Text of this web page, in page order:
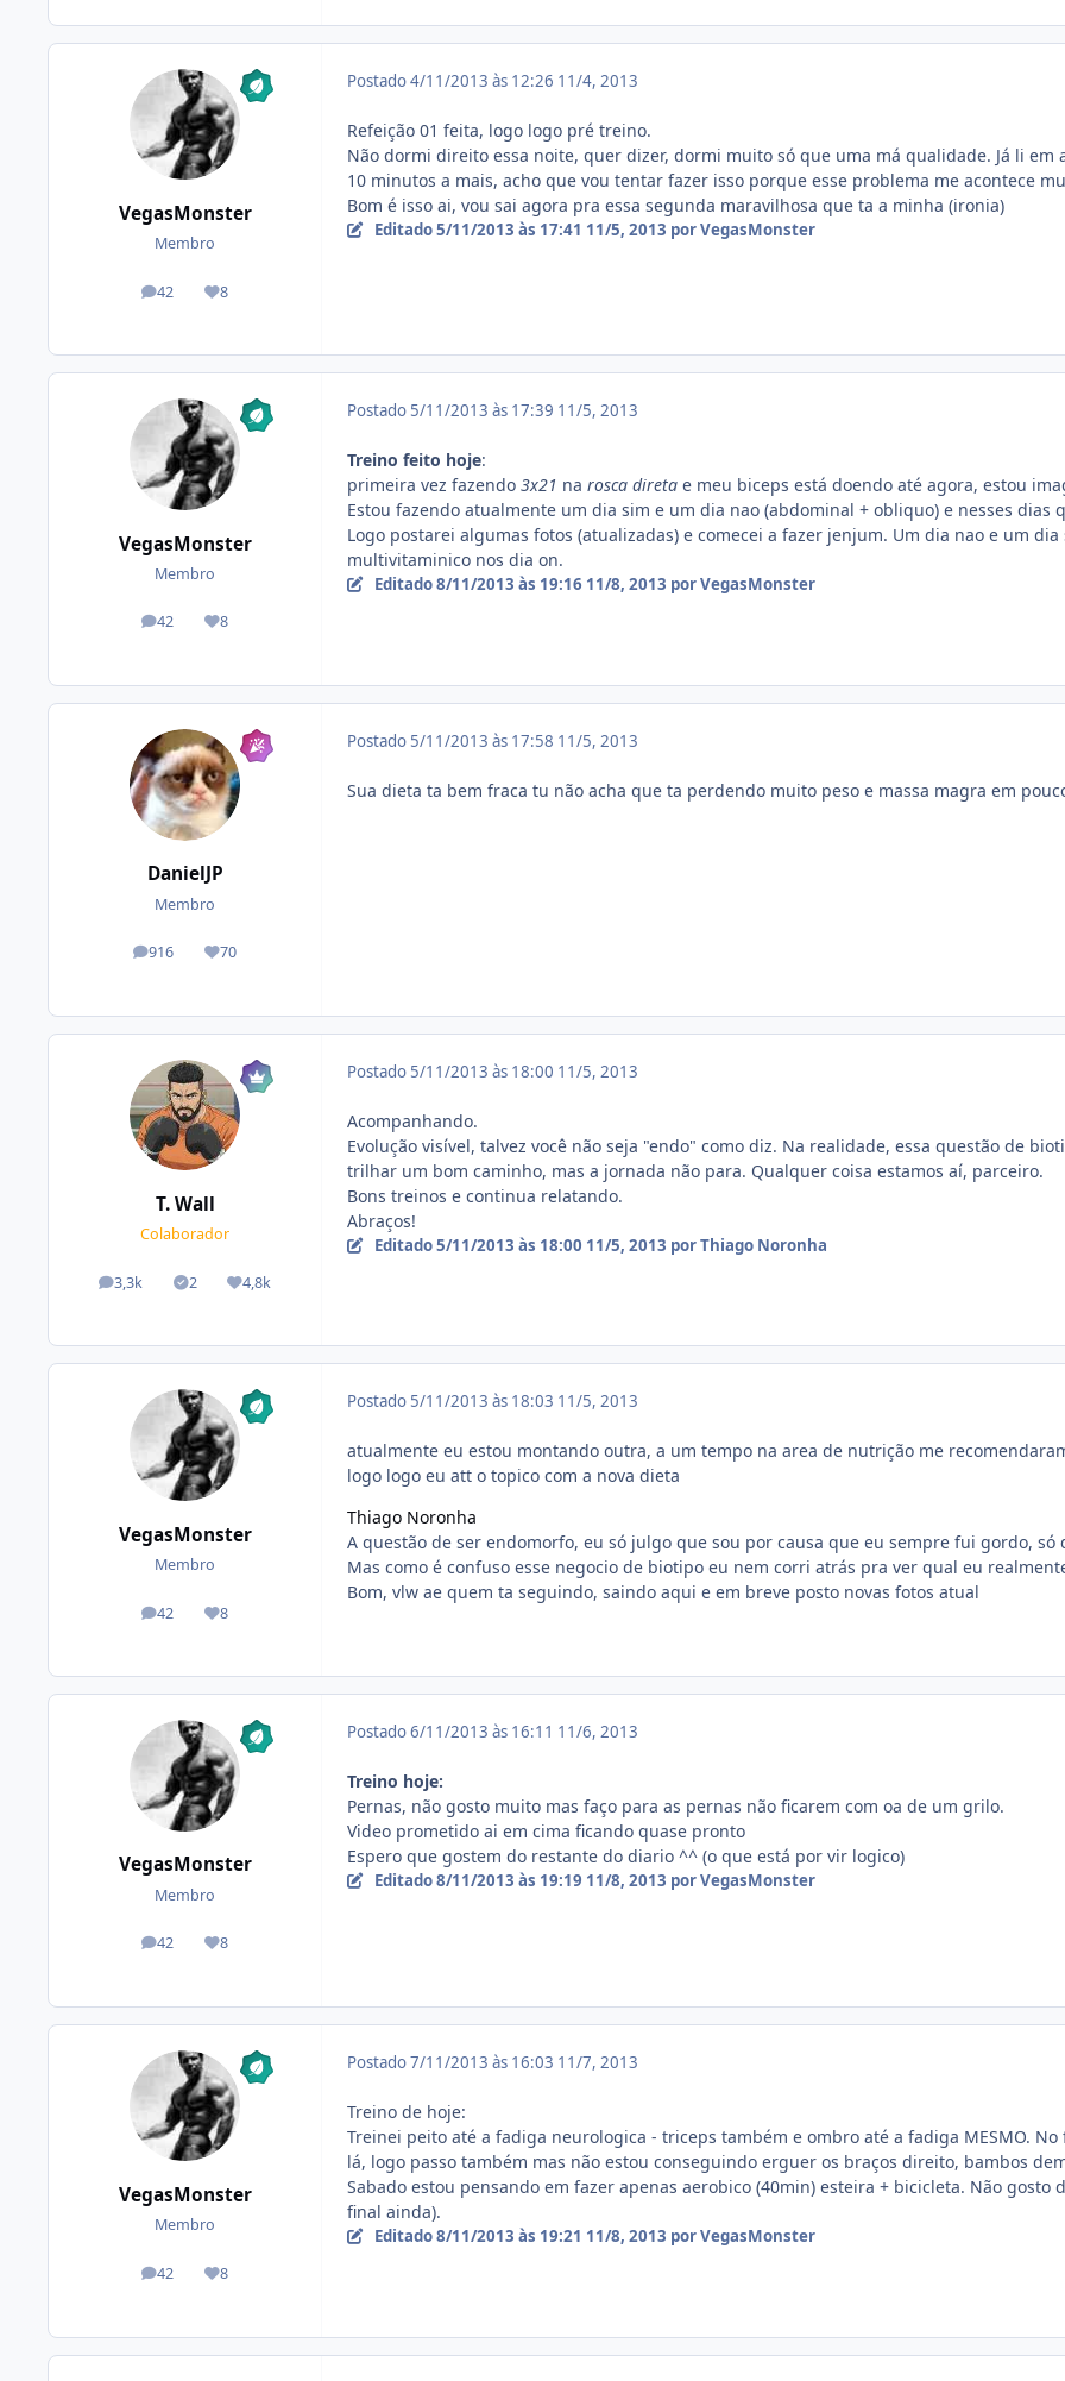
VegasMonster
Membro
42
posts 8
Reputação
Postado4/11/2013 às 12:26 11/4, 2013
Refeição 01 feita, logo logo pré treino.
Não dormi direito essa noite, quer dizer, dormi muito só que uma má qualidade. Já li
10 minutos a mais, acho que vou tentar fazer isso porque esse problema me acontece
Bom é isso ai, vou sai agora pra essa segunda maravilhosa que ta a minha (ironia)
Editado5/11/2013 às 17:41 11/5, 2013 por VegasMonster
VegasMonster
Membro
42
posts 8
Reputação
Postado 5/11/2013 às 17:39 11/5, 2013
Treino feito hoje:
primeira vez fazendo 3x21 na rosca direta e meu biceps está doendo até agora, estou
Estou fazendo atualmente um dia sim e um dia nao (abdominal + obliquo) e nesses dias
Logo postarei algumas fotos (atualizadas) e comecei a fazer jenjum. Um dia nao e um
multivitaminico nos dia on.
Editado8/11/2013 às 19:16 11/8, 2013 por VegasMonster
DanielJP
Membro
916
posts 70
Reputação
Postado 5/11/2013 às 17:58 11/5, 2013
Sua dieta ta bem fraca tu não acha que ta perdendo muito peso e massa magra em
T. Wall
Colaborador
3,3k
posts 2
Tópicos solucionados
4,8k
Reputação
Postado 5/11/2013 às 18:00 11/5, 2013
Acompanhando.
Evolução visível, talvez você não seja "endo" como diz. Na realidade, essa questão de
trilhar um bom caminho, mas a jornada não para. Qualquer coisa estamos aí, parceiro.
Bons treinos e continua relatando.
Abraços!
Editado5/11/2013 às 18:00 11/5, 2013 por Thiago Noronha
VegasMonster
Membro
42
posts 8
Reputação
Postado 5/11/2013 às 18:03 11/5, 2013
atualmente eu estou montando outra, a um tempo na area de nutrição me
logo logo eu att o topico com a nova dieta
Thiago Noronha
A questão de ser endomorfo, eu só julgo que sou por causa que eu sempre fui gordo,
Mas como é confuso esse negocio de biotipo eu nem corri atrás pra ver qual eu
Bom, vlw ae quem ta seguindo, saindo aqui e em breve posto novas fotos atual
VegasMonster
Membro
42
posts 8
Reputação
Postado6/11/2013 às 16:11 11/6, 2013
Treino hoje:
Pernas, não gosto muito mas faço para as pernas não ficarem com oa de um grilo.
Video prometido ai em cima ficando quase pronto
Espero que gostem do restante do diario ^^ (o que está por vir logico)
Editado8/11/2013 às 19:19 11/8, 2013 por VegasMonster
VegasMonster
Membro
42
posts 8
Reputação
Postado7/11/2013 às 16:03 11/7, 2013
Treino de hoje:
Treinei peito até a fadiga neurologica - triceps também e ombro até a fadiga MESMO.
lá, logo passo também mas não estou conseguindo erguer os braços direito, bambos
Sabado estou pensando em fazer apenas aerobico (40min) esteira + bicicleta. Não
final ainda).
Editado8/11/2013 às 19:21 11/8, 2013 por VegasMonster